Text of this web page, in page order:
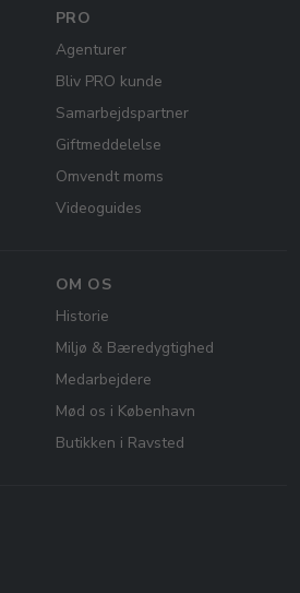
PRO
Agenturer
Bliv PRO kunde
Samarbejdspartner
Giftmeddelelse
Omvendt moms
Videoguides
OM OS
Historie
Miljø & Bæredygtighed
Medarbejdere
Mød os i København
Butikken i Ravsted